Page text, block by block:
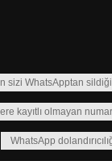
sizi WhatsApptan
kayıtlı olmayan
WhatsApp